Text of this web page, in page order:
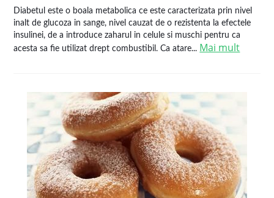
Diabetul este o boala metabolica ce este caracterizata prin nivel
inalt de glucoza in sange, nivel cauzat de o rezistenta la efectele
insulinei, de a introduce zaharul in celule si muschi pentru ca
acesta sa fie utilizat drept combustibil. Ca atare... Mai mult